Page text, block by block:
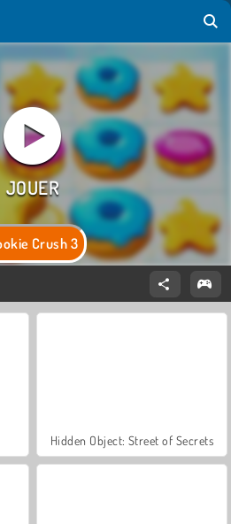
Crush 3
Hidden Object: Street of Secrets